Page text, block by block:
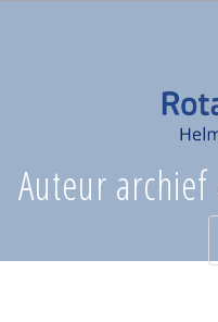
Auteur archief